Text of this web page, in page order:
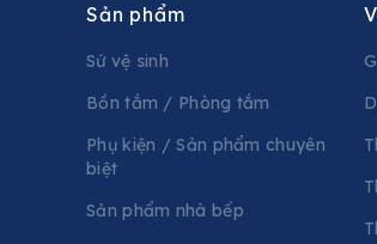
Sản phẩm
Sứ vệ sinh
Bồn tắm / Phòng tắm
Phụ kiện / Sản phẩm chuyên
biệt
Sản phẩm nhà bếp